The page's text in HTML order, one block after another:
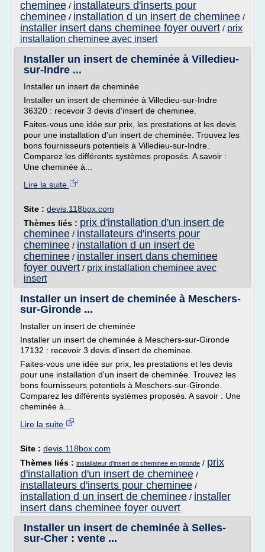
cheminee / installateurs d'inserts pour
cheminee / installation d un insert de cheminee /
installer insert dans cheminee foyer ouvert / prix
installation cheminee avec insert
Installer un insert de cheminée à Villedieu-
sur-Indre ...
Installer un insert de cheminée
Installer un insert de cheminée à Villedieu-sur-Indre
36320 : recevoir 3 devis d'insert de cheminee.
Faites-vous une idée sur prix, les prestations et les devis
pour une installation d'un insert de cheminée. Trouvez les
bons fournisseurs potentiels à Villedieu-sur-Indre.
Comparez les différents systèmes proposés. A savoir :
Une cheminée à...
Lire la suite
Site : devis.118box.com
Thèmes liés : prix d'installation d'un insert de
cheminee / installateurs d'inserts pour
cheminee / installation d un insert de
cheminee / installer insert dans cheminee
foyer ouvert / prix installation cheminee avec
insert
Installer un insert de cheminée à Meschers-
sur-Gironde ...
Installer un insert de cheminée
Installer un insert de cheminée à Meschers-sur-Gironde
17132 : recevoir 3 devis d'insert de cheminee.
Faites-vous une idée sur prix, les prestations et les devis
pour une installation d'un insert de cheminée. Trouvez les
bons fournisseurs potentiels à Meschers-sur-Gironde.
Comparez les différents systèmes proposés. A savoir : Une
cheminée à...
Lire la suite
Site : devis.118box.com
Thèmes liés : installateur d'insert de cheminee en gironde / prix
d'installation d'un insert de cheminee /
installateurs d'inserts pour cheminee /
installation d un insert de cheminee / installer
insert dans cheminee foyer ouvert
Installer un insert de cheminée à Selles-
sur-Cher : vente ...